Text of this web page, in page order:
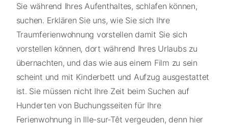
Sie während Ihres Aufenthaltes, schlafen können,
suchen. Erklären Sie uns, wie Sie sich Ihre
Traumferienwohnung vorstellen damit Sie sich
vorstellen können, dort während Ihres Urlaubs zu
übernachten, und das wie aus einem Film zu sein
scheint und mit Kinderbett und Aufzug ausgestattet
ist. Sie müssen nicht Ihre Zeit beim Suchen auf
Hunderten von Buchungsseiten für Ihre
Ferienwohnung in Ille-sur-Têt vergeuden, denn hier